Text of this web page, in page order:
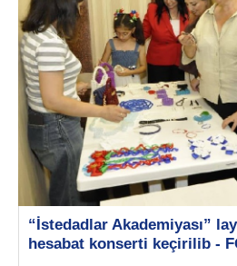
“İstedadlar Akademiyası”
hesabat konserti keçirilib -